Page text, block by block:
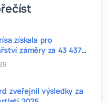
získala pro
záměry za 43 437
zveřejnil výsledky za